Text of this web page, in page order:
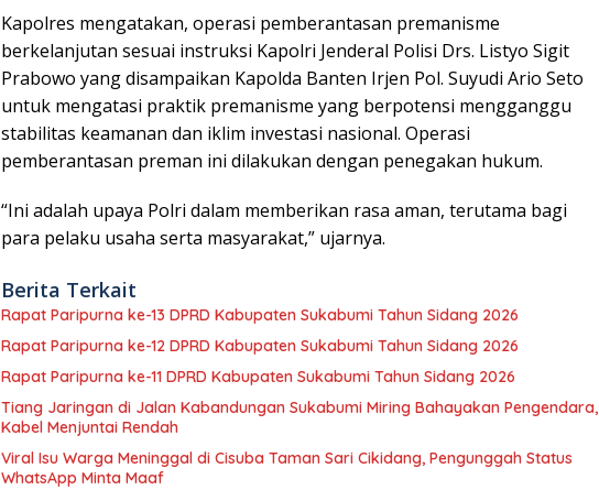
Kapolres mengatakan, operasi pemberantasan premanisme
berkelanjutan sesuai instruksi Kapolri Jenderal Polisi Drs. Listyo Sigit
Prabowo yang disampaikan Kapolda Banten Irjen Pol. Suyudi Ario Seto
untuk mengatasi praktik premanisme yang berpotensi mengganggu
stabilitas keamanan dan iklim investasi nasional. Operasi
pemberantasan preman ini dilakukan dengan penegakan hukum.
“Ini adalah upaya Polri dalam memberikan rasa aman, terutama bagi
para pelaku usaha serta masyarakat,” ujarnya.
Berita Terkait
Rapat Paripurna ke-13 DPRD Kabupaten Sukabumi Tahun Sidang 2026
Rapat Paripurna ke-12 DPRD Kabupaten Sukabumi Tahun Sidang 2026
Rapat Paripurna ke-11 DPRD Kabupaten Sukabumi Tahun Sidang 2026
Tiang Jaringan di Jalan Kabandungan Sukabumi Miring Bahayakan Pengendara,
Kabel Menjuntai Rendah
Viral Isu Warga Meninggal di Cisuba Taman Sari Cikidang, Pengunggah Status
WhatsApp Minta Maaf